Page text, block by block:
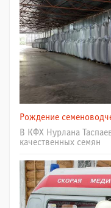
Рождение
В КФХ Нурлана
качественных семян